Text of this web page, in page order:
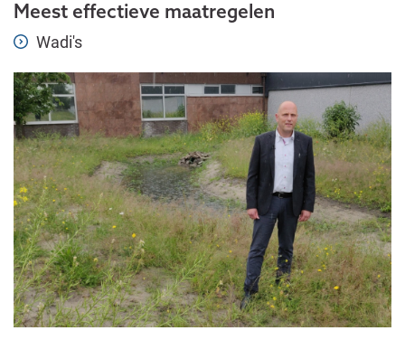
Meest effectieve maatregelen
Wadi's